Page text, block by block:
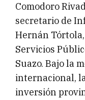
Comodoro
secretario de
Hernán
Servicios
Suazo. Bajo la
internacional,
inversión